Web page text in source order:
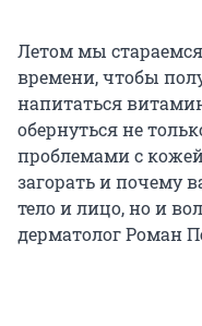
Летом мы
времени, чтобы
напитаться
обернуться не
проблемами с
загорать и почему
тело и лицо, но и
дерматолог Роман